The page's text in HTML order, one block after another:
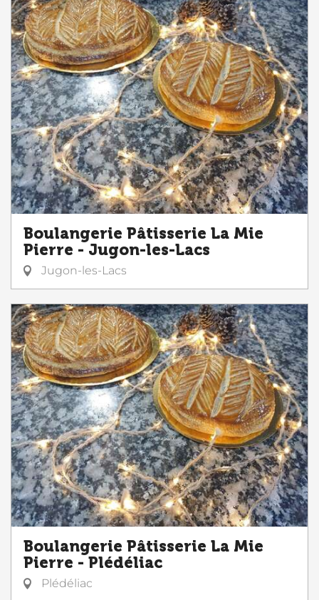
Boulangerie Pâtisserie La Mie
Pierre - Jugon-les-Lacs
Jugon-les-Lacs
Boulangerie Pâtisserie La Mie
Pierre - Plédéliac
Plédéliac